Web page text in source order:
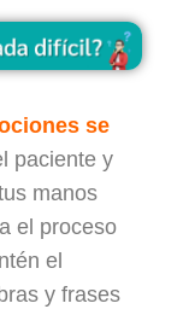
se
paciente y
manos
el proceso
el
y frases